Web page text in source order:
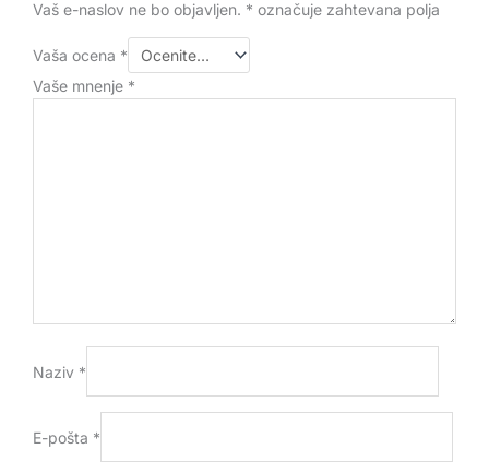
Vaš e-naslov ne bo objavljen. * označuje zahtevana polja
Vaša ocena *
Vaše mnenje *
Naziv *
E-pošta *